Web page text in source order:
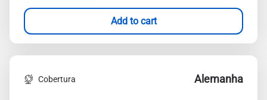
Add to cart
Cobertura Alemanha